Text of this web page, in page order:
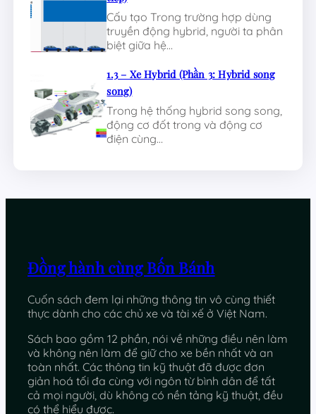
Cấu tạo Trong trường hợp dùng
truyền động hybrid, người ta phân
biệt giữa hệ…
1.3 – Xe Hybrid (Phần 3: Hybrid song
song)
Trong hệ thống hybrid song song,
động cơ đốt trong và động cơ
điện cùng…
Đồng hành cùng Bốn Bánh
Cuốn sách đem lại những thông tin vô cùng thiết
thực dành cho các chủ xe và tài xế ở Việt Nam.
Sách bao gồm 12 phần, nói về những điều nên làm
và không nên làm để giữ cho xe bền nhất và an
toàn nhất. Các thông tin kỹ thuật đã được đơn
giản hoá tối đa cùng với ngôn từ bình dân để tất
cả mọi người, dù không có nền tảng kỹ thuật, đều
có thể hiểu được.